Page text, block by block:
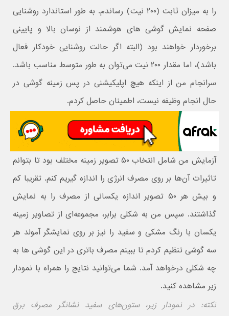
را به میزان ثابت (۲۰۰ نیت) رساندم. به طور استاندارد روشنایی
صفحه نمایش گوشی های هوشمند از نوسان بالا و پایینی
برخوردار خواهند بود (البته اگر حالت روشنایی خودکار فعال
باشد)، اما مقدار ۲۰۰ نیت می‌توان به طور متوسط مناسب باشد.
سرانجام من از اینکه هیچ اپلیکیشنی در پس زمینه گوشی در
حال انجام وظیفه نیست، اطمینان حاصل کردم.
آزمایش من شامل انتخاب ۵۰ تصویر زمینه مختلف بود تا بتوانم
تاثیرات آن‌ها بر روی مصرف انرژی را اندازه گیریم کنم. تقریبا کم
و بیش هر ۵۰ تصویر اندازه یکسانی از مصرف را به نمایش
گذاشتند. سپس من به شکلی برابر، مجموعه‌ای از تصاویر زمینه
یکسان با رنگ مشکی و سفید را نیز بر روی نمایشگر آمولد هر
سه گوشی تنظیم کردم تا ببینم مصرف باتری در این گوشی ها به
چه شکلی درخواهد آمد. شما می‌توانید نتایج را همراه با نمودار
زیر مشاهده کنید.
نکته: در نمودار زیر، ستون‌های سفید نشانگر مصرف برق